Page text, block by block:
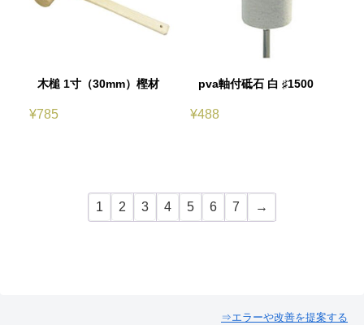
木槌 1寸（30mm）樫材
¥785
pva軸付砥石 白 ♯1500
¥488
1 2 3 4 5 6 7 →
⇒エラーや改善を提案する